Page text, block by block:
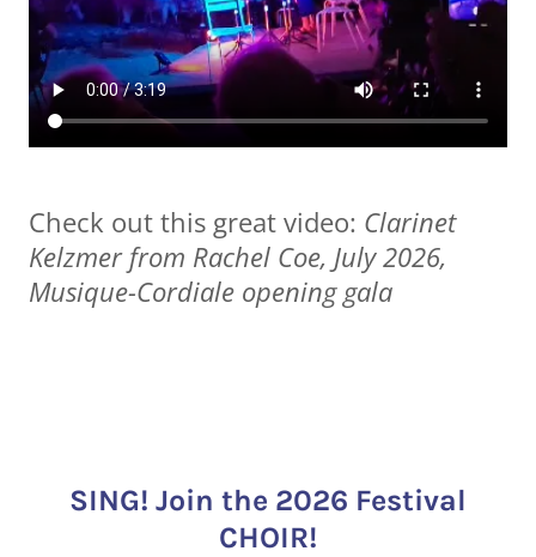
Check out this great video: Clarinet
Kelzmer from Rachel Coe, July 2026,
Musique-Cordiale opening gala
SING! Join the 2026 Festival
CHOIR!